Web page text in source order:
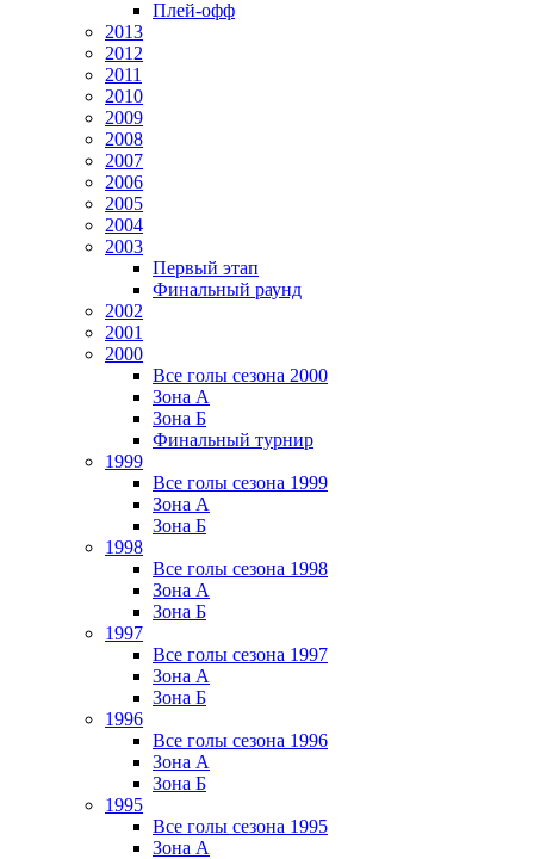
Плей-офф
2013
2012
2011
2010
2009
2008
2007
2006
2005
2004
2003
Первый этап
Финальный раунд
2002
2001
2000
Все голы сезона 2000
Зона А
Зона Б
Финальный турнир
1999
Все голы сезона 1999
Зона А
Зона Б
1998
Все голы сезона 1998
Зона А
Зона Б
1997
Все голы сезона 1997
Зона А
Зона Б
1996
Все голы сезона 1996
Зона А
Зона Б
1995
Все голы сезона 1995
Зона А